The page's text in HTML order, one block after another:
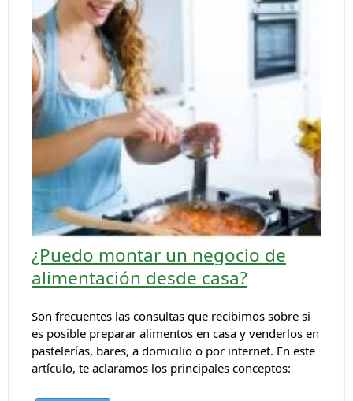
¿Puedo montar un negocio de
alimentación desde casa?
Son frecuentes las consultas que recibimos sobre si
es posible preparar alimentos en casa y venderlos en
pastelerías, bares, a domicilio o por internet. En este
artículo, te aclaramos los principales conceptos: